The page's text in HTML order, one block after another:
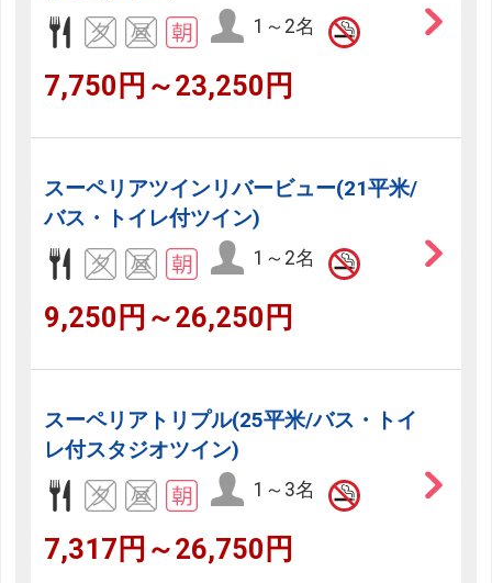
1～2名
7,750円～23,250円
スーペリアツインリバービュー(21平米/
バス・トイレ付ツイン)
1～2名
9,250円～26,250円
スーペリアトリプル(25平米/バス・トイ
レ付スタジオツイン)
1～3名
7,317円～26,750円